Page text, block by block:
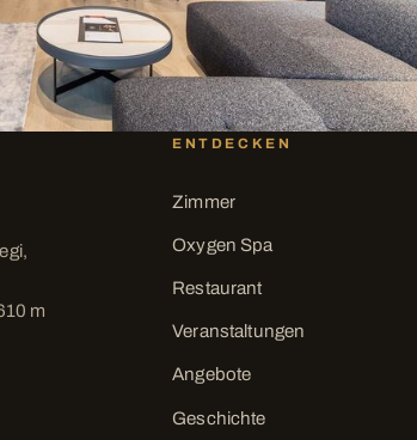
m
ENTDECKEN
Zimmer
Oxygen Spa
Restaurant
Veranstaltungen
Angebote
Geschichte